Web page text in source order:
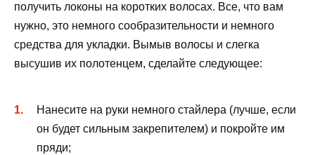
получить локоны на коротких волосах. Все, что вам
нужно, это немного сообразительности и немного
средства для укладки. Вымыв волосы и слегка
высушив их полотенцем, сделайте следующее:
Нанесите на руки немного стайлера (лучше, если
он будет сильным закрепителем) и покройте им
пряди;